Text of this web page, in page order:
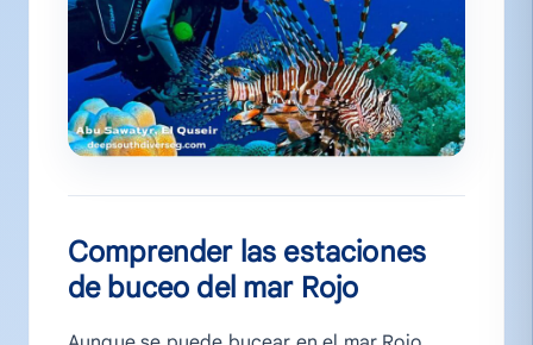
Comprender las estaciones
de buceo del mar Rojo